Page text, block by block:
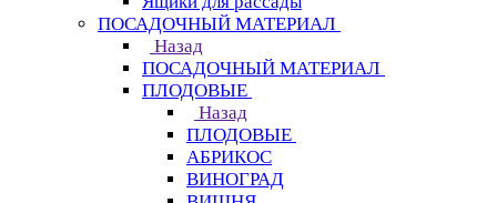
ПОСАДОЧНЫЙ МАТЕРИАЛ
Назад
ПОСАДОЧНЫЙ МАТЕРИАЛ
ПЛОДОВЫЕ
Назад
ПЛОДОВЫЕ
АБРИКОС
ВИНОГРАД